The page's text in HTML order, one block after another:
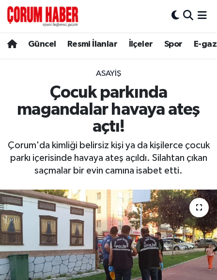
Güncel Resmi İlanlar İlçeler Spor E-
ASAYIŞ
Çocuk parkında
magandalar havaya ateş
açtı!
Çorum'da kimliği belirsiz kişi ya da kişilerce çocuk
parkı içerisinde havaya ateş açıldı. Silahtan çıkan
saçmalar bir evin camına isabet etti.
Spor
Resmi İlanlar
Alaca
Boğazkale
İskilip
Kargı
Laçin
Hava Durumu
Çorum Namaz Vakitleri
Trafik Durumu
Süper Lig Puan Durumu ve Fikstür
Tüm Manşetler
Haber Arşivi